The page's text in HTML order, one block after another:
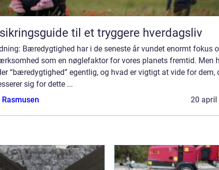
til et tryggere hverdagsliv
Bæredygtighed har i de seneste år vundet enormt fokus
som en nøglefaktor for vores planets fremtid. Men
“bæredygtighed” egentlig, og hvad er vigtigt at vide for dem,
sig for dette ...
20 april